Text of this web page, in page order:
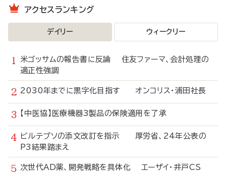
アクセスランキング
デイリー ウィークリー
米ゴッサムの報告書に反論 住友ファーマ、会計処理の
適正性強調
2030年までに黒字化目指す オンコリス・浦田社長
【中医協】医療機器3製品の保険適用を了承
ビルテプソの添文改訂を指示 厚労省、24年公表の
P3結果踏まえ
次世代AD薬、開発戦略を具体化 エーザイ・井戸CS